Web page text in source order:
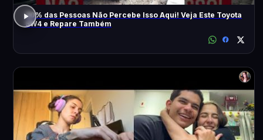
90% das Pessoas Não Percebe Isso Aqui! Veja Este Toyota
SW4 e Repare Também